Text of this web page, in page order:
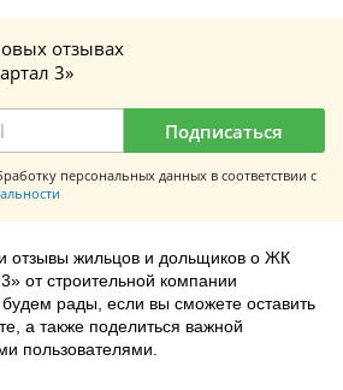
отзывах
3»
Подписаться
персональных данных в соответствии с
отзывы жильцов и дольщиков о ЖК
от строительной компании
рады, если вы сможете оставить
а также поделиться важной
пользователями.